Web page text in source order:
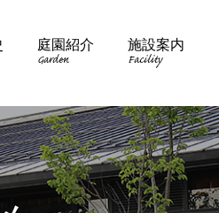
庭園紹介
Garden
施設案内
Facility